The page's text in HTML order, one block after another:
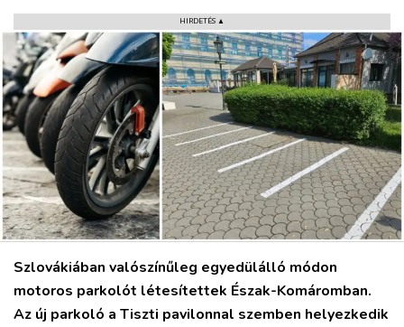
RÉGIÓ
SPORT
HIRDETÉS ▲
Szlovákiában valószínűleg egyedülálló módon
motoros parkolót létesítettek Észak-Komáromban.
Az új parkoló a Tiszti pavilonnal szemben helyezkedik